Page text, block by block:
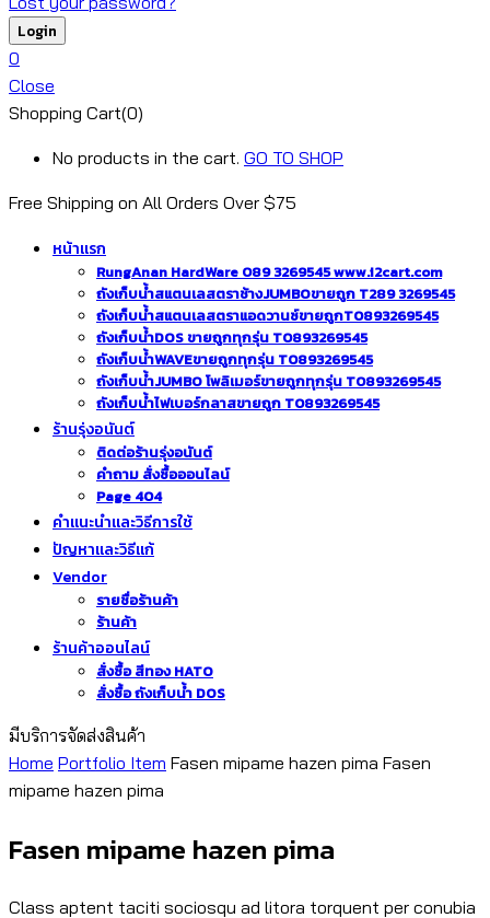
0
Close
Shopping Cart(0)
No products in the cart. GO TO SHOP
Free Shipping on All Orders Over $75
หน้าแรก
RungAnan HardWare 089 3269545 www.i2cart.com
ถังเก็บน้ำสแตนเลสตราช้างJUMBOขายถูก T289 3269545
ถังเก็บน้ำสแตนเลสตราแอดวานซ์ขายถูกT0893269545
ถังเก็บน้ำDOS ขายถูกทุกรุ่น T0893269545
ถังเก็บน้ำWAVEขายถูกทุกรุ่น T0893269545
ถังเก็บน้ำJUMBO โพลิเมอร์ขายถูกทุกรุ่น T0893269545
ถังเก็บน้ำไฟเบอร์กลาสขายถูก T0893269545
ร้านรุ่งอนันต์
ติดต่อร้านรุ่งอนันต์
คำถาม สั่งซื้อออนไลน์
Page 404
คำแนะนำและวิธีการใช้
ปัญหาและวิธีแก้
Vendor
รายชื่อร้านค้า
ร้านค้า
ร้านค้าออนไลน์
สั่งซื้อ สีทอง HATO
สั่งซื้อ ถังเก็บน้ำ DOS
มีบริการจัดส่งสินค้า
Home Portfolio Item Fasen mipame hazen pima Fasen
mipame hazen pima
Fasen mipame hazen pima
Class aptent taciti sociosqu ad litora torquent per conubia